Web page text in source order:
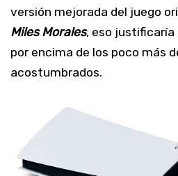
versión mejorada del juego
Miles Morales, eso justificaría
por encima de los poco más
acostumbrados.